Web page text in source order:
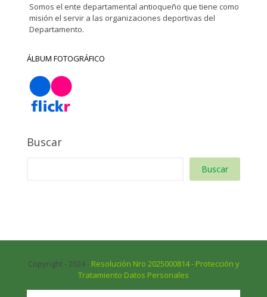
Somos el ente departamental antioqueño que tiene como
misión el servir a las organizaciones deportivas del
Departamento.
ÁLBUM FOTOGRÁFICO
Buscar
Buscar
Copyright - 2024 - Resolución Nro 2025000814 - Protección y
Tratamiento Datos Personales